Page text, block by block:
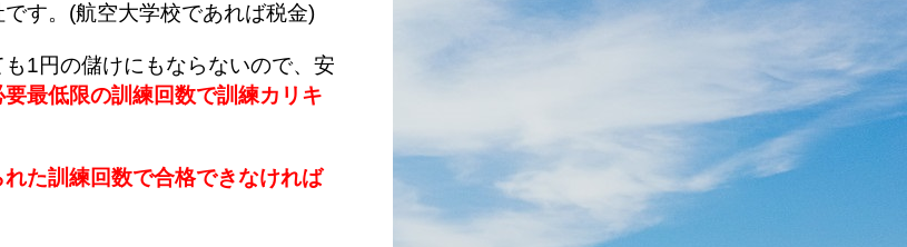
す。(航空大学校であれば税金)
1円の儲けにもならないので、安
要最低限の訓練回数で訓練カリキ
れた訓練回数で合格できなければ